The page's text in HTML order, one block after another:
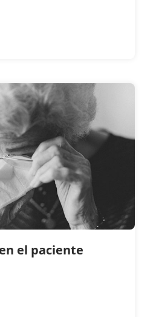
el paciente